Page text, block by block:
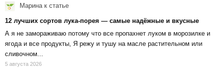
Маринак статье
12 лучших сортов лука-порея — самые надёжные и вкусные
А я не замораживаю потому что все пропахнет луком в морозилке и
ягода и все продукты, Я режу и тушу на масле растительном или
сливочном...
5 августа 2026